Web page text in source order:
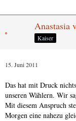
Anastasia
Kaiser
15. Juni 2011
Das hat mit Druck
unseren Wählern. Wir
Mit diesem Anspruch
Morgen eine nahezu